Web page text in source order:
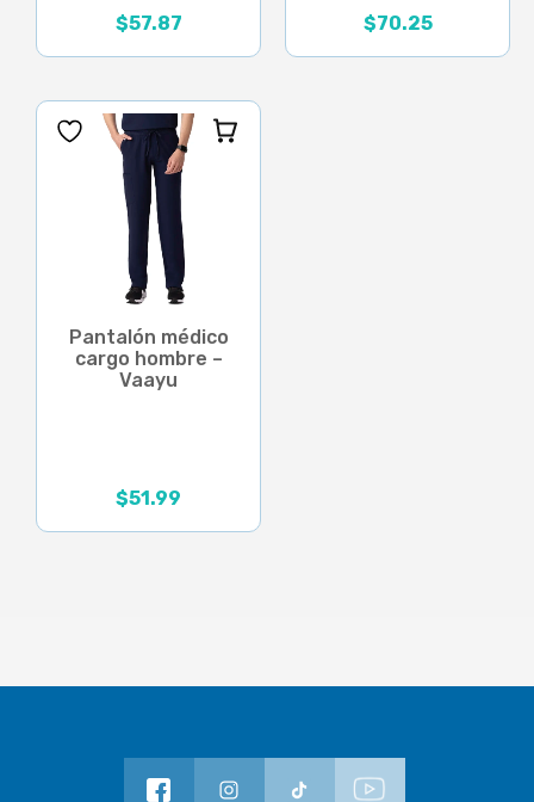
$57.87 $70.25
Pantalón médico
cargo hombre –
Vaayu
$51.99